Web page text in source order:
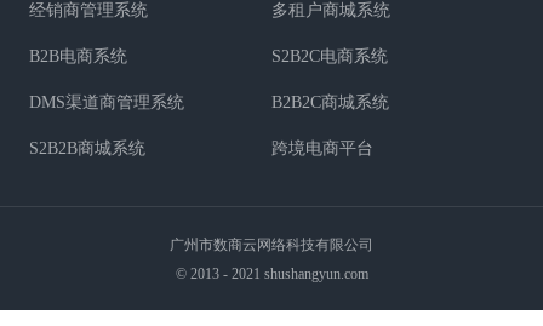
经销商管理系统 多租户商城系统
B2B电商系统 S2B2C电商系统
DMS渠道商管理系统 B2B2C商城系统
S2B2B商城系统 跨境电商平台
广州市数商云网络科技有限公司
© 2013 - 2021 shushangyun.com